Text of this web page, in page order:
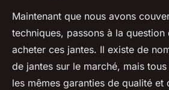
Maintenant que nous avons
techniques, passons à la question
acheter ces jantes. Il existe de
de jantes sur le marché, mais
les mêmes garanties de qualité et